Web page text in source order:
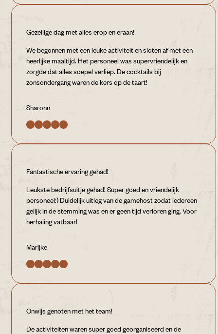
Gezellige dag met alles erop en eraan!
We begonnen met een leuke activiteit en sloten af met een
heerlijke maaltijd. Het personeel was supervriendelijk en
zorgde dat alles soepel verliep. De cocktails bij
zonsondergang waren de kers op de taart!
Sharonn
Fantastische ervaring gehad!
Leukste bedrijfsuitje gehad! Super goed en vriendelijk
personeel:) Duidelijk uitleg van de gamehost zodat iedereen
gelijk in de stemming was en er geen tijd verloren ging. Voor
herhaling vatbaar!
Marijke
Onwijs genoten met het team!
De activiteiten waren super goed georganiseerd en de